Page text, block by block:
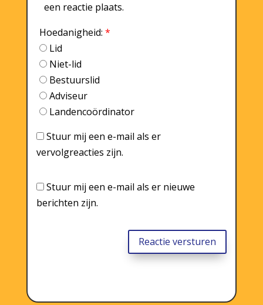
een reactie plaats.
Hoedanigheid: *
Lid
Niet-lid
Bestuurslid
Adviseur
Landencoördinator
Stuur mij een e-mail als er
vervolgreacties zijn.
Stuur mij een e-mail als er nieuwe
berichten zijn.
Reactie versturen